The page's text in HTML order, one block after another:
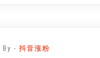
By - 抖音涨粉